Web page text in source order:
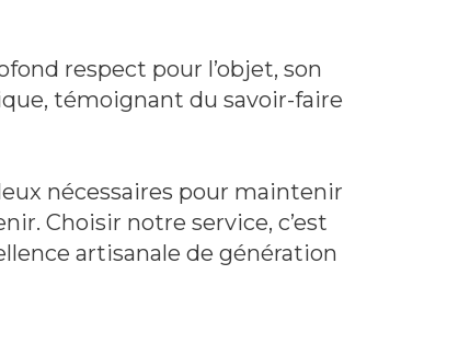
respect pour l’objet, son
témoignant du savoir-faire
nécessaires pour maintenir
Choisir notre service, c’est
artisanale de génération